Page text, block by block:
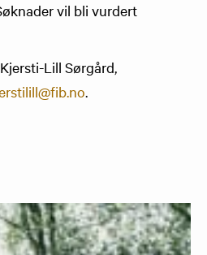
vil bli vurdert
Lill Sørgård,
.